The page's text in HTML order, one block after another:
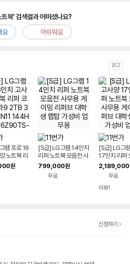
북' 검색결과 어떠셨나요?
요
아쉬워요
광고
램 프로 16
노트북 리
라9 2TB
144H
G.
원
[S급] LG그램 14인치
리퍼 노트북 모음전 사
무용 게이밍 리퍼브 대
학생 랩탑 가성비 업무
799,000원
무료
[S급] LG그
17인치 리퍼
음전 사무용
퍼브 대학생
비 업무용
2,189,000
무료
리뷰1
신청하기